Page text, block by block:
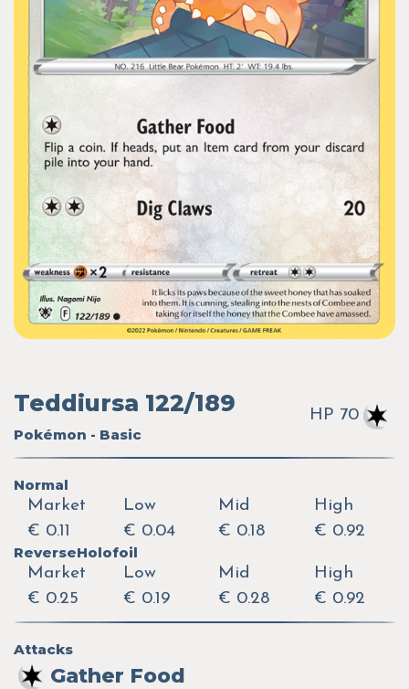
Teddiursa 122/189
Pokémon - Basic
HP 70
Normal
Market
€ 0.11
Low
€ 0.04
Mid
€ 0.18
High
€ 0.92
ReverseHolofoil
Market
€ 0.25
Low
€ 0.19
Mid
€ 0.28
High
€ 0.92
Attacks
Gather Food